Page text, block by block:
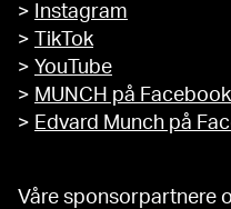
>
Instagram
>
TikTok
> YouTube
> MUNCH på Facebook
> Edvard Munch på
Våre sponsorpartnere